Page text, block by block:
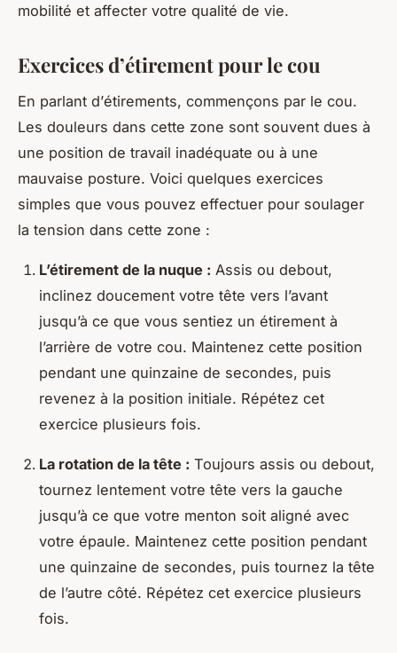
mobilité et affecter votre qualité de vie.
Exercices d’étirement pour le cou
En parlant d’étirements, commençons par le cou.
Les douleurs dans cette zone sont souvent dues à
une position de travail inadéquate ou à une
mauvaise posture. Voici quelques exercices
simples que vous pouvez effectuer pour soulager
la tension dans cette zone :
L’étirement de la nuque : Assis ou debout,
inclinez doucement votre tête vers l’avant
jusqu’à ce que vous sentiez un étirement à
l’arrière de votre cou. Maintenez cette position
pendant une quinzaine de secondes, puis
revenez à la position initiale. Répétez cet
exercice plusieurs fois.
La rotation de la tête : Toujours assis ou debout,
tournez lentement votre tête vers la gauche
jusqu’à ce que votre menton soit aligné avec
votre épaule. Maintenez cette position pendant
une quinzaine de secondes, puis tournez la tête
de l’autre côté. Répétez cet exercice plusieurs
fois.